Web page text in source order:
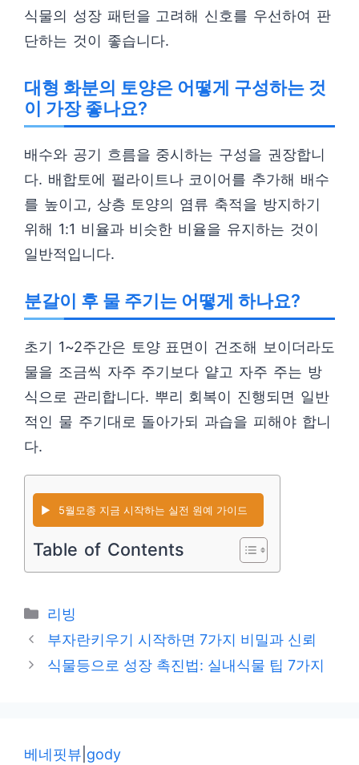
식물의 성장 패턴을 고려해 신호를 우선하여 판
단하는 것이 좋습니다.
대형 화분의 토양은 어떻게 구성하는 것
이 가장 좋나요?
배수와 공기 흐름을 중시하는 구성을 권장합니
다. 배합토에 펄라이트나 코이어를 추가해 배수
를 높이고, 상층 토양의 염류 축적을 방지하기
위해 1:1 비율과 비슷한 비율을 유지하는 것이
일반적입니다.
분갈이 후 물 주기는 어떻게 하나요?
초기 1~2주간은 토양 표면이 건조해 보이더라도
물을 조금씩 자주 주기보다 얕고 자주 주는 방
식으로 관리합니다. 뿌리 회복이 진행되면 일반
적인 물 주기대로 돌아가되 과습을 피해야 합니
다.
▶️ 5월모종 지금 시작하는 실전 원예 가이드
Table of Contents
카
테
리
리빙
부자란키우기 시작하면 7가지 비밀과 신뢰
식물등으로 성장 촉진법: 실내식물 팁 7가지
베네핏뷰 gody